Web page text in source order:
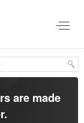
are made
.